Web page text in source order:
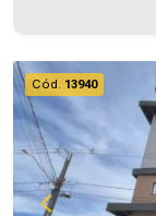
uma das
tanto na locação
oportunidade,
| Sinta-se em casa! - As
prestadas
Cód. 13940